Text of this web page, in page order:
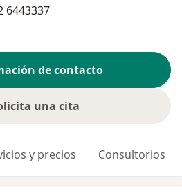
6443337
de contacto
una cita
y precios Consultorios